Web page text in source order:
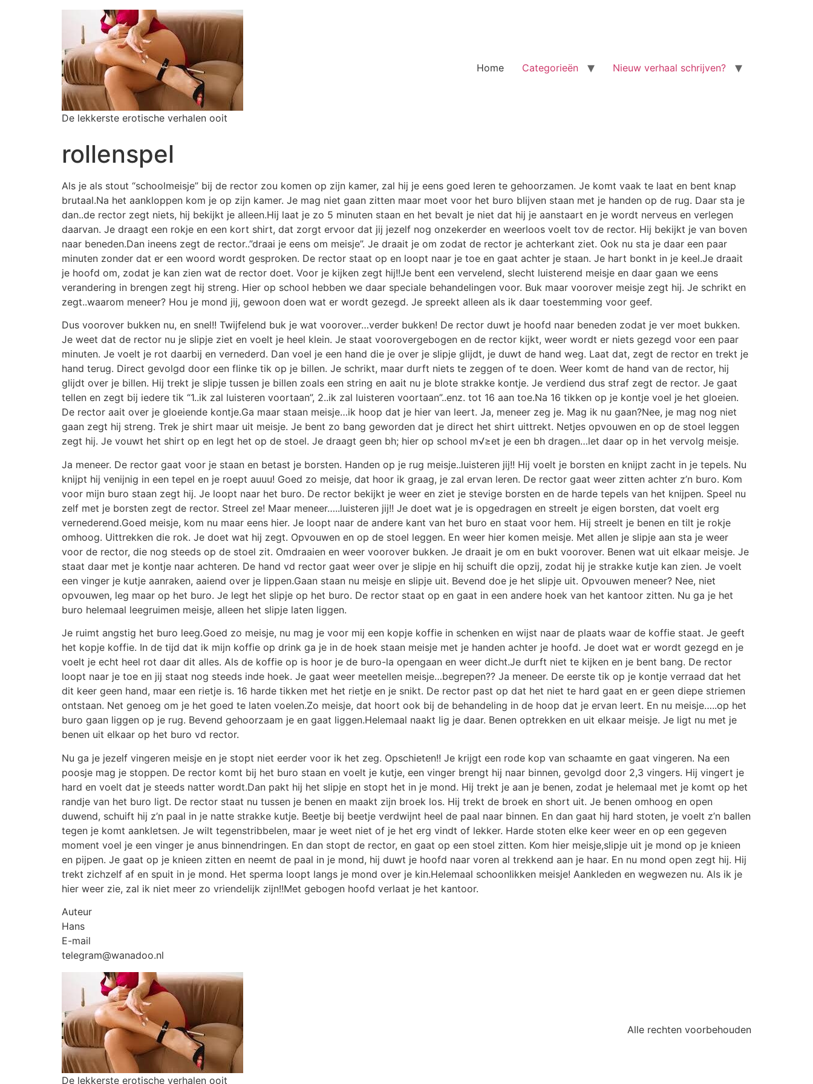
De lekkerste erotische verhalen ooit
Home Categorieën Nieuw verhaal schrijven?
rollenspel
Als je als stout “schoolmeisje” bij de rector zou komen op zijn kamer, zal hij je eens goed leren te gehoorzamen. Je komt vaak te laat en bent knap
brutaal.Na het aankloppen kom je op zijn kamer. Je mag niet gaan zitten maar moet voor het buro blijven staan met je handen op de rug. Daar sta je
dan..de rector zegt niets, hij bekijkt je alleen.Hij laat je zo 5 minuten staan en het bevalt je niet dat hij je aanstaart en je wordt nerveus en verlegen
daarvan. Je draagt een rokje en een kort shirt, dat zorgt ervoor dat jij jezelf nog onzekerder en weerloos voelt tov de rector. Hij bekijkt je van boven
naar beneden.Dan ineens zegt de rector..”draai je eens om meisje”. Je draait je om zodat de rector je achterkant ziet. Ook nu sta je daar een paar
minuten zonder dat er een woord wordt gesproken. De rector staat op en loopt naar je toe en gaat achter je staan. Je hart bonkt in je keel.Je draait
je hoofd om, zodat je kan zien wat de rector doet. Voor je kijken zegt hij!!Je bent een vervelend, slecht luisterend meisje en daar gaan we eens
verandering in brengen zegt hij streng. Hier op school hebben we daar speciale behandelingen voor. Buk maar voorover meisje zegt hij. Je schrikt en
zegt..waarom meneer? Hou je mond jij, gewoon doen wat er wordt gezegd. Je spreekt alleen als ik daar toestemming voor geef.
Dus voorover bukken nu, en snel!! Twijfelend buk je wat voorover…verder bukken! De rector duwt je hoofd naar beneden zodat je ver moet bukken.
Je weet dat de rector nu je slipje ziet en voelt je heel klein. Je staat voorovergebogen en de rector kijkt, weer wordt er niets gezegd voor een paar
minuten. Je voelt je rot daarbij en vernederd. Dan voel je een hand die je over je slipje glijdt, je duwt de hand weg. Laat dat, zegt de rector en trekt je
hand terug. Direct gevolgd door een flinke tik op je billen. Je schrikt, maar durft niets te zeggen of te doen. Weer komt de hand van de rector, hij
glijdt over je billen. Hij trekt je slipje tussen je billen zoals een string en aait nu je blote strakke kontje. Je verdiend dus straf zegt de rector. Je gaat
tellen en zegt bij iedere tik “1..ik zal luisteren voortaan”, 2..ik zal luisteren voortaan”..enz. tot 16 aan toe.Na 16 tikken op je kontje voel je het gloeien.
De rector aait over je gloeiende kontje.Ga maar staan meisje…ik hoop dat je hier van leert. Ja, meneer zeg je. Mag ik nu gaan?Nee, je mag nog niet
gaan zegt hij streng. Trek je shirt maar uit meisje. Je bent zo bang geworden dat je direct het shirt uittrekt. Netjes opvouwen en op de stoel leggen
zegt hij. Je vouwt het shirt op en legt het op de stoel. Je draagt geen bh; hier op school m√≥et je een bh dragen…let daar op in het vervolg meisje.
Ja meneer. De rector gaat voor je staan en betast je borsten. Handen op je rug meisje..luisteren jij!! Hij voelt je borsten en knijpt zacht in je tepels. Nu
knijpt hij venijnig in een tepel en je roept auuu! Goed zo meisje, dat hoor ik graag, je zal ervan leren. De rector gaat weer zitten achter z’n buro. Kom
voor mijn buro staan zegt hij. Je loopt naar het buro. De rector bekijkt je weer en ziet je stevige borsten en de harde tepels van het knijpen. Speel nu
zelf met je borsten zegt de rector. Streel ze! Maar meneer…..luisteren jij!! Je doet wat je is opgedragen en streelt je eigen borsten, dat voelt erg
vernederend.Goed meisje, kom nu maar eens hier. Je loopt naar de andere kant van het buro en staat voor hem. Hij streelt je benen en tilt je rokje
omhoog. Uittrekken die rok. Je doet wat hij zegt. Opvouwen en op de stoel leggen. En weer hier komen meisje. Met allen je slipje aan sta je weer
voor de rector, die nog steeds op de stoel zit. Omdraaien en weer voorover bukken. Je draait je om en bukt voorover. Benen wat uit elkaar meisje. Je
staat daar met je kontje naar achteren. De hand vd rector gaat weer over je slipje en hij schuift die opzij, zodat hij je strakke kutje kan zien. Je voelt
een vinger je kutje aanraken, aaiend over je lippen.Gaan staan nu meisje en slipje uit. Bevend doe je het slipje uit. Opvouwen meneer? Nee, niet
opvouwen, leg maar op het buro. Je legt het slipje op het buro. De rector staat op en gaat in een andere hoek van het kantoor zitten. Nu ga je het
buro helemaal leegruimen meisje, alleen het slipje laten liggen.
Je ruimt angstig het buro leeg.Goed zo meisje, nu mag je voor mij een kopje koffie in schenken en wijst naar de plaats waar de koffie staat. Je geeft
het kopje koffie. In de tijd dat ik mijn koffie op drink ga je in de hoek staan meisje met je handen achter je hoofd. Je doet wat er wordt gezegd en je
voelt je echt heel rot daar dit alles. Als de koffie op is hoor je de buro-la opengaan en weer dicht.Je durft niet te kijken en je bent bang. De rector
loopt naar je toe en jij staat nog steeds inde hoek. Je gaat weer meetellen meisje…begrepen?? Ja meneer. De eerste tik op je kontje verraad dat het
dit keer geen hand, maar een rietje is. 16 harde tikken met het rietje en je snikt. De rector past op dat het niet te hard gaat en er geen diepe striemen
ontstaan. Net genoeg om je het goed te laten voelen.Zo meisje, dat hoort ook bij de behandeling in de hoop dat je ervan leert. En nu meisje…..op het
buro gaan liggen op je rug. Bevend gehoorzaam je en gaat liggen.Helemaal naakt lig je daar. Benen optrekken en uit elkaar meisje. Je ligt nu met je
benen uit elkaar op het buro vd rector.
Nu ga je jezelf vingeren meisje en je stopt niet eerder voor ik het zeg. Opschieten!! Je krijgt een rode kop van schaamte en gaat vingeren. Na een
poosje mag je stoppen. De rector komt bij het buro staan en voelt je kutje, een vinger brengt hij naar binnen, gevolgd door 2,3 vingers. Hij vingert je
hard en voelt dat je steeds natter wordt.Dan pakt hij het slipje en stopt het in je mond. Hij trekt je aan je benen, zodat je helemaal met je komt op het
randje van het buro ligt. De rector staat nu tussen je benen en maakt zijn broek los. Hij trekt de broek en short uit. Je benen omhoog en open
duwend, schuift hij z’n paal in je natte strakke kutje. Beetje bij beetje verdwijnt heel de paal naar binnen. En dan gaat hij hard stoten, je voelt z’n ballen
tegen je komt aankletsen. Je wilt tegenstribbelen, maar je weet niet of je het erg vindt of lekker. Harde stoten elke keer weer en op een gegeven
moment voel je een vinger je anus binnendringen. En dan stopt de rector, en gaat op een stoel zitten. Kom hier meisje,slipje uit je mond op je knieen
en pijpen. Je gaat op je knieen zitten en neemt de paal in je mond, hij duwt je hoofd naar voren al trekkend aan je haar. En nu mond open zegt hij. Hij
trekt zichzelf af en spuit in je mond. Het sperma loopt langs je mond over je kin.Helemaal schoonlikken meisje! Aankleden en wegwezen nu. Als ik je
hier weer zie, zal ik niet meer zo vriendelijk zijn!!Met gebogen hoofd verlaat je het kantoor.
Auteur
Hans
E-mail
telegram@wanadoo.nl
De lekkerste erotische verhalen ooit
Alle rechten voorbehouden